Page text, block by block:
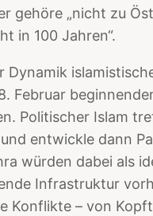
gehöre „nicht zu
in 100 Jahren“.
Februar
Politischer Islam
entwickle dann
würden dabei als
Infrastruktur
Konflikte – von